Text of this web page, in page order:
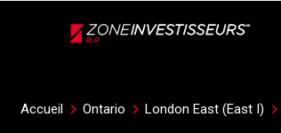
Accueil Ontario London East (East I)